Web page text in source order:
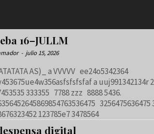
16–JULLM
- julio 15, 2026
AS)_ a VVVVV ee24o5342364
a uuj991342134r 2222 555
7788 zzz 8888 5436.
3256475636475 3457764
123785e7 3478564
digital